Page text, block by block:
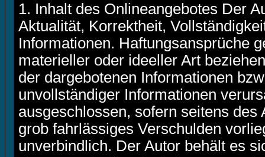
1. Inhalt des Onlineangebotes Der
Aktualität, Korrektheit,
Informationen. Haftungsansprüche
materieller oder ideeller Art
der dargebotenen Informationen
unvollständiger Informationen
ausgeschlossen, sofern seitens
grob fahrlässiges Verschulden
unverbindlich. Der Autor behält es